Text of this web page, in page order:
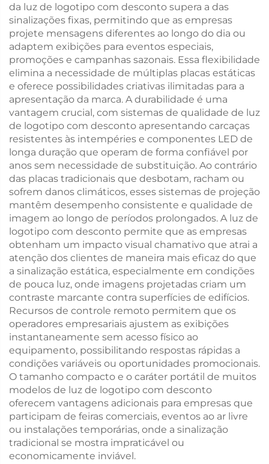
da luz de logotipo com desconto supera a das
sinalizações fixas, permitindo que as empresas
projete mensagens diferentes ao longo do dia ou
adaptem exibições para eventos especiais,
promoções e campanhas sazonais. Essa flexibilidade
elimina a necessidade de múltiplas placas estáticas
e oferece possibilidades criativas ilimitadas para a
apresentação da marca. A durabilidade é uma
vantagem crucial, com sistemas de qualidade de luz
de logotipo com desconto apresentando carcaças
resistentes às intempéries e componentes LED de
longa duração que operam de forma confiável por
anos sem necessidade de substituição. Ao contrário
das placas tradicionais que desbotam, racham ou
sofrem danos climáticos, esses sistemas de projeção
mantêm desempenho consistente e qualidade de
imagem ao longo de períodos prolongados. A luz de
logotipo com desconto permite que as empresas
obtenham um impacto visual chamativo que atrai a
atenção dos clientes de maneira mais eficaz do que
a sinalização estática, especialmente em condições
de pouca luz, onde imagens projetadas criam um
contraste marcante contra superfícies de edifícios.
Recursos de controle remoto permitem que os
operadores empresariais ajustem as exibições
instantaneamente sem acesso físico ao
equipamento, possibilitando respostas rápidas a
condições variáveis ou oportunidades promocionais.
O tamanho compacto e o caráter portátil de muitos
modelos de luz de logotipo com desconto
oferecem vantagens adicionais para empresas que
participam de feiras comerciais, eventos ao ar livre
ou instalações temporárias, onde a sinalização
tradicional se mostra impraticável ou
economicamente inviável.